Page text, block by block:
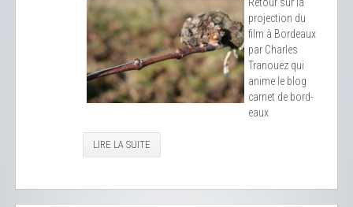
projection du
film à Bordeaux
par Charles
Tranouëz qui
anime le blog
carnet de bord-
eaux
LIRE LA SUITE